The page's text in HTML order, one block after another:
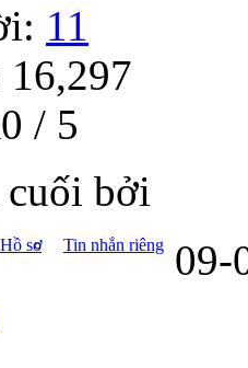
11
16,297
/ 5
bởi
sơ
Tin nhắn riêng 09-